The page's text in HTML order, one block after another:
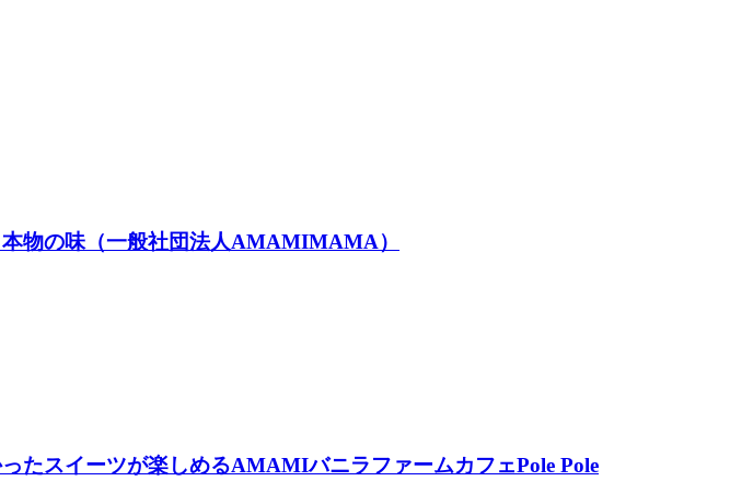
物の味（一般社団法人AMAMIMAMA）
たスイーツが楽しめるAMAMIバニラファームカフェPole Pole